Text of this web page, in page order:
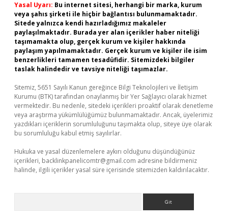
Yasal Uyarı: Bu internet sitesi, herhangi bir marka, kurum
veya şahıs şirketi ile hiçbir bağlantısı bulunmamaktadır.
Sitede yalnızca kendi hazırladığımız makaleler
paylaşılmaktadır. Burada yer alan içerikler haber niteliği
taşımamakta olup, gerçek kurum ve kişiler hakkında
paylaşım yapılmamaktadır. Gerçek kurum ve kişiler ile isim
benzerlikleri tamamen tesadüfidir. Sitemizdeki bilgiler
taslak halindedir ve tavsiye niteliği taşımazlar.
Sitemiz, 5651 Sayılı Kanun gereğince Bilgi Teknolojileri ve İletişim
Kurumu (BTK) tarafından onaylanmış bir Yer Sağlayıcı olarak hizmet
vermektedir. Bu nedenle, sitedeki içerikleri proaktif olarak denetleme
veya araştırma yükümlülüğümüz bulunmamaktadır. Ancak, üyelerimiz
yazdıkları içeriklerin sorumluluğunu taşımakta olup, siteye üye olarak
bu sorumluluğu kabul etmiş sayılırlar.
Hukuka ve yasal düzenlemelere aykırı olduğunu düşündüğünüz
içerikleri, backlinkpanelicomtr@gmail.com adresine bildirmeniz
halinde, ilgili içerikler yasal süre içerisinde sitemizden kaldırılacaktır.